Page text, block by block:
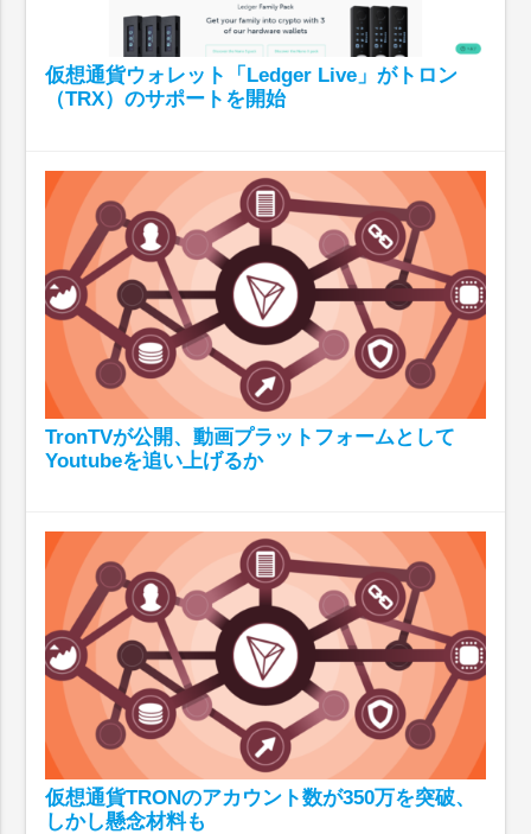
仮想通貨ウォレット「Ledger Live」がトロン
（TRX）のサポートを開始
TronTVが公開、動画プラットフォームとして
Youtubeを追い上げるか
仮想通貨TRONのアカウント数が350万を突破、
しかし懸念材料も